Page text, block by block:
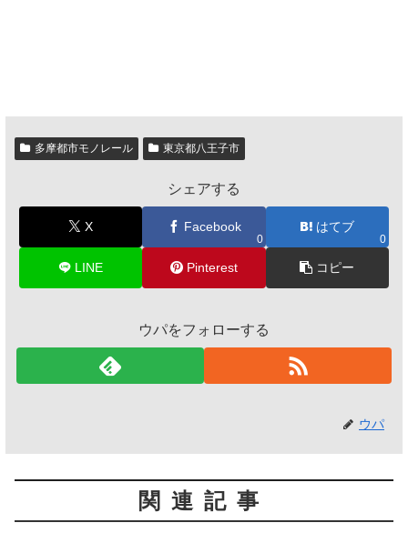
多摩都市モノレール 東京都八王子市
シェアする
X Facebook
0
はてブ
0
LINE Pinterest コピー
ウパをフォローする
ウパ
関連記事